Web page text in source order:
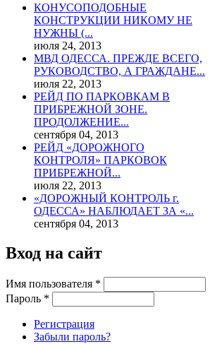
КОНУСОПОДОБНЫЕ
КОНСТРУКЦИИ НИКОМУ НЕ
НУЖНЫ (...
июля 24, 2013
МВД ОДЕССА. ПРЕЖДЕ ВСЕГО,
РУКОВОДСТВО, А ГРАЖДАНЕ...
июля 22, 2013
РЕЙД ПО ПАРКОВКАМ В
ПРИБРЕЖНОЙ ЗОНЕ.
ПРОДОЛЖЕНИЕ...
сентября 04, 2013
РЕЙД «ДОРОЖНОГО
КОНТРОЛЯ» ПАРКОВОК
ПРИБРЕЖНОЙ...
июля 22, 2013
«ДОРОЖНЫЙ КОНТРОЛЬ г.
ОДЕССА» НАБЛЮДАЕТ ЗА «...
сентября 04, 2013
Вход на сайт
Имя пользователя *
Пароль *
Регистрация
Забыли пароль?